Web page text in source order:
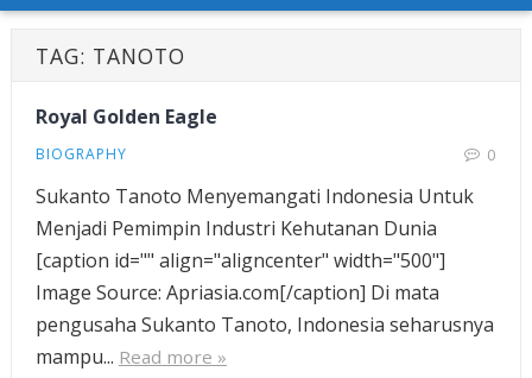
TAG: TANOTO
Royal Golden Eagle
BIOGRAPHY 0
Sukanto Tanoto Menyemangati Indonesia Untuk
Menjadi Pemimpin Industri Kehutanan Dunia
[caption id="" align="aligncenter" width="500"]
Image Source: Apriasia.com[/caption] Di mata
pengusaha Sukanto Tanoto, Indonesia seharusnya
mampu... Read more »